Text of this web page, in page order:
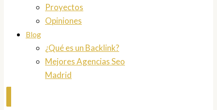
Proyectos
Opiniones
Blog
¿Qué es un Backlink?
Mejores Agencias Seo
Madrid